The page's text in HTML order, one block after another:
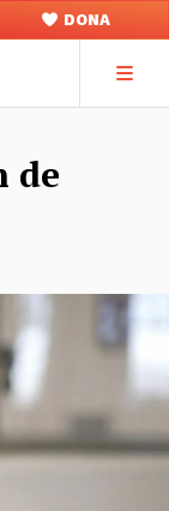
DONA
de